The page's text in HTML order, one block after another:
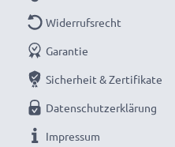
Widerrufsrecht
Garantie
Sicherheit & Zertifikate
Datenschutzerklärung
Impressum